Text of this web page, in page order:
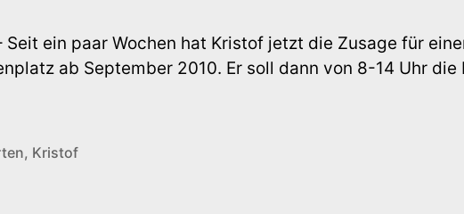
Seit ein paar Wochen hat Kristof jetzt die Zusage für
ab September 2010. Er soll dann von 8-14 Uhr die
, Kristof